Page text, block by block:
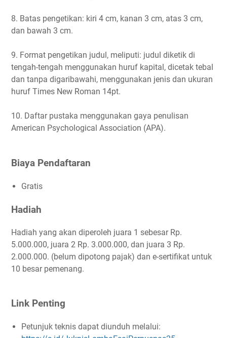
8. Batas pengetikan: kiri 4 cm, kanan 3 cm, atas 3 cm,
dan bawah 3 cm.
9. Format pengetikan judul, meliputi: judul diketik di
tengah-tengah menggunakan huruf kapital, dicetak tebal
dan tanpa digaribawahi, menggunakan jenis dan ukuran
huruf Times New Roman 14pt.
10. Daftar pustaka menggunakan gaya penulisan
American Psychological Association (APA).
Biaya Pendaftaran
Gratis
Hadiah
Hadiah yang akan diperoleh juara 1 sebesar Rp.
5.000.000, juara 2 Rp. 3.000.000, dan juara 3 Rp.
2.000.000. (belum dipotong pajak) dan e-sertifikat untuk
10 besar pemenang.
Link Penting
Petunjuk teknis dapat diunduh melalui: